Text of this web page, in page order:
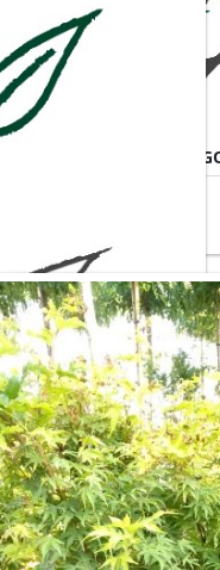
PALMATUM RED
Misure Disponibili ►